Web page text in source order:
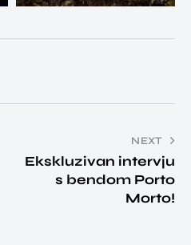
NEXT
Ekskluzivan intervju
s bendom Porto
Morto!